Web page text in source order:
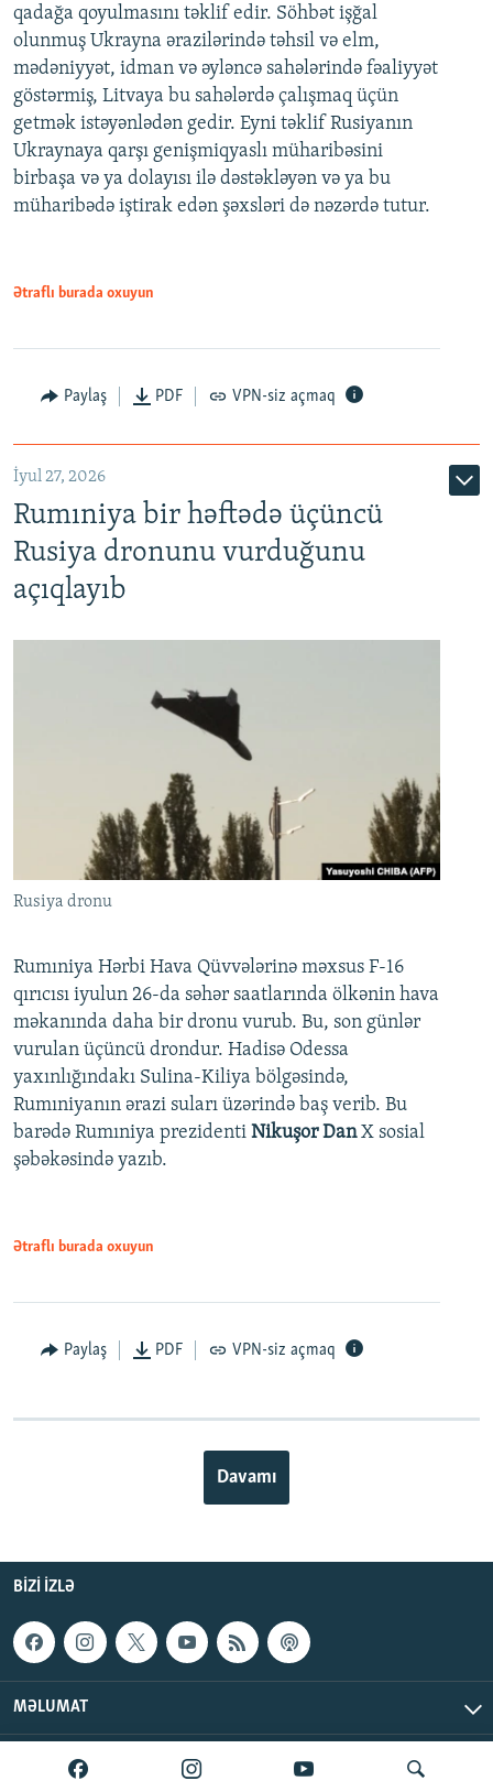
qadağa qoyulmasını təklif edir. Söhbət işğal
olunmuş Ukrayna ərazilərində təhsil və elm,
mədəniyyət, idman və əyləncə sahələrində fəaliyyət
göstərmiş, Litvaya bu sahələrdə çalışmaq üçün
getmək istəyənlədən gedir. Eyni təklif Rusiyanın
Ukraynaya qarşı genişmiqyaslı müharibəsini
birbaşa və ya dolayısı ilə dəstəkləyən və ya bu
müharibədə iştirak edən şəxsləri də nəzərdə tutur.
Ətraflı burada oxuyun
Paylaş PDF VPN-siz açmaq
İyul 27, 2026
Rumıniya bir həftədə üçüncü
Rusiya dronunu vurduğunu
açıqlayıb
Rusiya dronu
Rumıniya Hərbi Hava Qüvvələrinə məxsus F-16
qırıcısı iyulun 26-da səhər saatlarında ölkənin hava
məkanında daha bir dronu vurub. Bu, son günlər
vurulan üçüncü drondur. Hadisə Odessa
yaxınlığındakı Sulina-Kiliya bölgəsində,
Rumıniyanın ərazi suları üzərində baş verib. Bu
barədə Rumıniya prezidenti Nikuşor DanX sosial
şəbəkəsində yazıb.
Ətraflı burada oxuyun
Paylaş PDF VPN-siz açmaq
Davamı
BIZI IZLƏ
MƏLUMAT
AzadlıqRadiosu © 2026 Inc. | Bütün hüquqlar qorunur